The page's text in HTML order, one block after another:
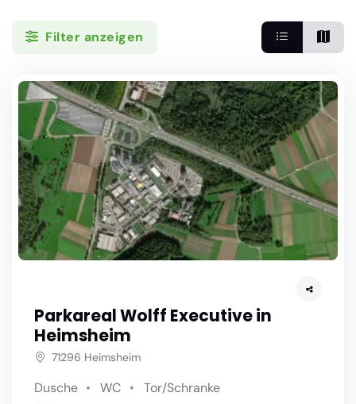
Filter anzeigen
Parkareal Wolff Executive in
Heimsheim
71296 Heimsheim
Dusche WC Tor/Schranke